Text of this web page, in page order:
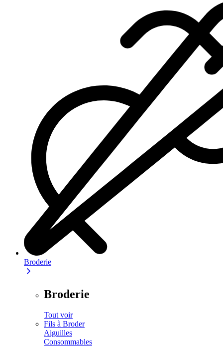
Broderie
Broderie
Tout voir
Fils à Broder
Aiguilles
Consommables